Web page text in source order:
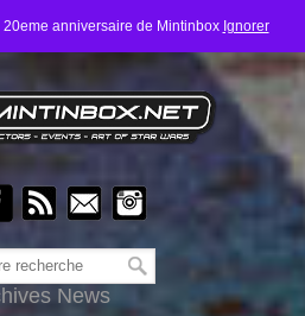
anniversaire de Mintinbox Ignorer
News